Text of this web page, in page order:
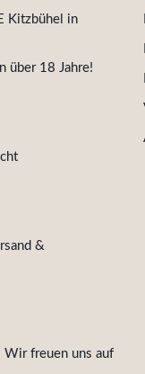
Kitzbühel in
über 18 Jahre!
&
Wir freuen uns auf